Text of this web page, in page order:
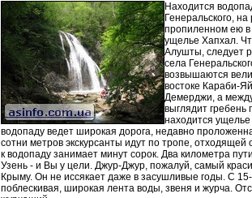
Находится
Генеральского,
пропиленном ею в
ущелье Хапхал.
Алушты, следует
села
возвышаются
востоке Караби-
Демерджи, а
выглядит гребень
находится
водопаду ведет широкая дорога, недавно
сотни метров экскурсанты идут по тропе, отходящей
к водопаду занимает минут сорок. Два километра
Узень - и Вы у цели. Джур-Джур, пожалуй, самый
Крыму. Он не иссякает даже в засушливые годы. С
поблескивая, широкая лента воды, звеня и журча.